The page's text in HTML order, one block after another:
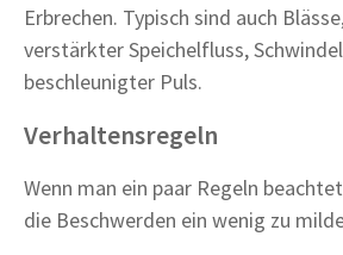
Erbrechen. Typisch sind auch
verstärkter Speichelfluss,
beschleunigter Puls.
Verhaltensregeln
Wenn man ein paar Regeln
die Beschwerden ein wenig zu